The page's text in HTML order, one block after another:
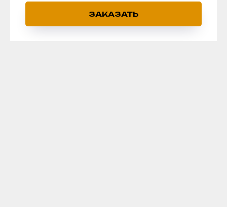
ЗАКАЗАТЬ